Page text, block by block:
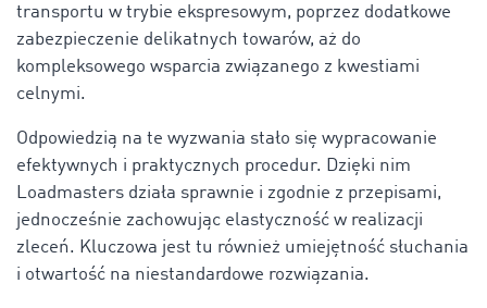
transportu w trybie ekspresowym, poprzez dodatkowe
zabezpieczenie delikatnych towarów, aż do
kompleksowego wsparcia związanego z kwestiami
celnymi.
Odpowiedzią na te wyzwania stało się wypracowanie
efektywnych i praktycznych procedur. Dzięki nim
Loadmasters działa sprawnie i zgodnie z przepisami,
jednocześnie zachowując elastyczność w realizacji
zleceń. Kluczowa jest tu również umiejętność słuchania
i otwartość na niestandardowe rozwiązania.